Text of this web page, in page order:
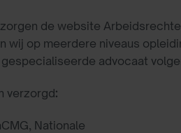
de website
op meerdere niveaus
advocaat
verzorgd:
Nationale